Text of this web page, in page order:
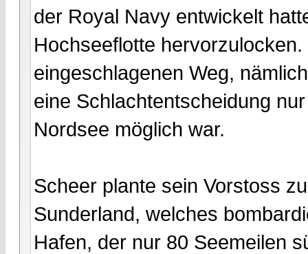
der Royal Navy entwickelt
Hochseeflotte
eingeschlagenen Weg,
eine Schlachtentscheidung
Nordsee möglich war.
Scheer plante sein Vorstoss
Sunderland, welches
Hafen, der nur 80 Seemeilen